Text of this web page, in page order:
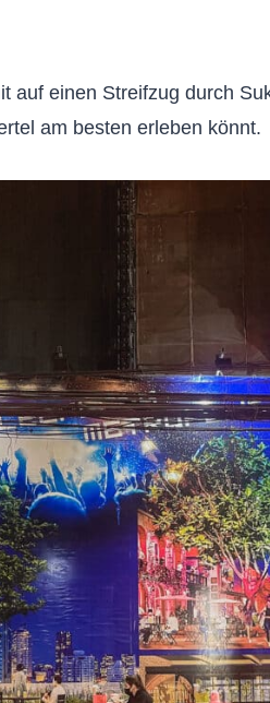
auf einen Streifzug durch
am besten erleben könnt.